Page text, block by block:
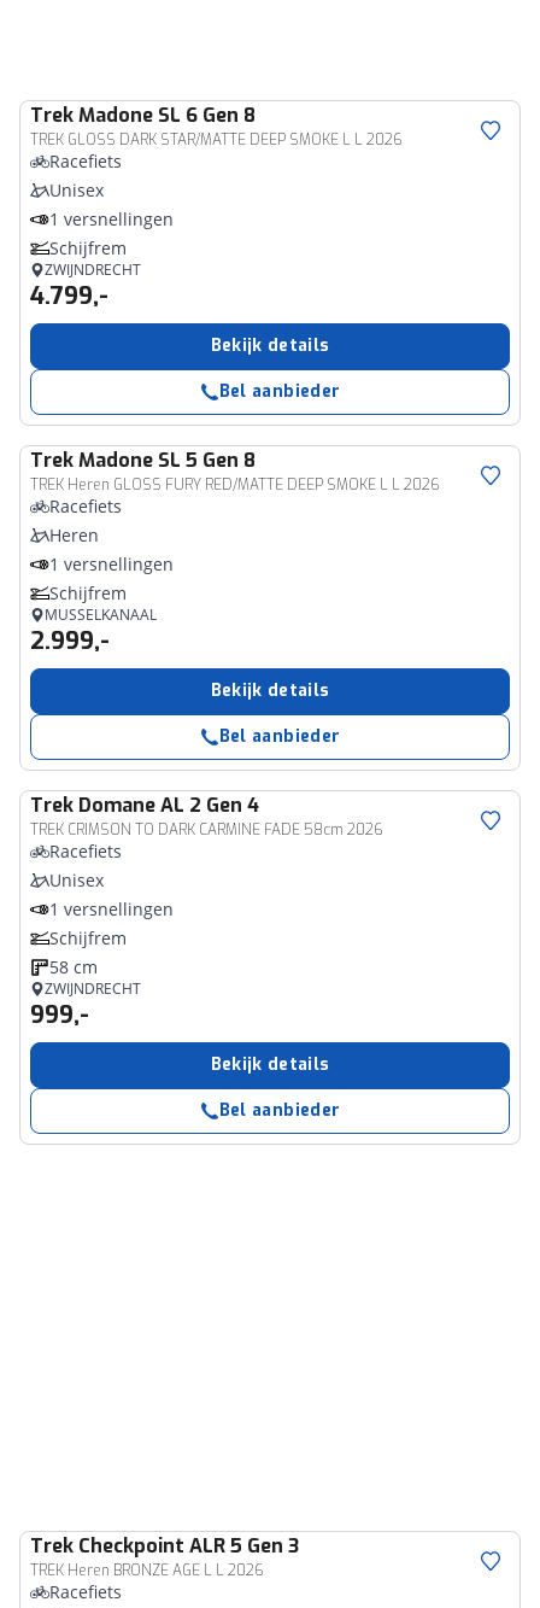
TrekMadone SL 6 Gen 8
TREK GLOSS DARK STAR/MATTE DEEP SMOKE L L 2026
Racefiets
Unisex
1 versnellingen
Schijfrem
ZWIJNDRECHT
4.799,-
Bekijk details
Bel aanbieder
TrekMadone SL 5 Gen 8
TREK Heren GLOSS FURY RED/MATTE DEEP SMOKE L L 2026
Racefiets
Heren
1 versnellingen
Schijfrem
MUSSELKANAAL
2.999,-
Bekijk details
Bel aanbieder
Trek Domane AL 2 Gen 4
TREK CRIMSON TO DARK CARMINE FADE 58cm 2026
Racefiets
Unisex
1 versnellingen
Schijfrem
58 cm
ZWIJNDRECHT
999,-
Bekijk details
Bel aanbieder
Trek Checkpoint ALR 5 Gen 3
TREK Heren BRONZE AGE L L 2026
Racefiets